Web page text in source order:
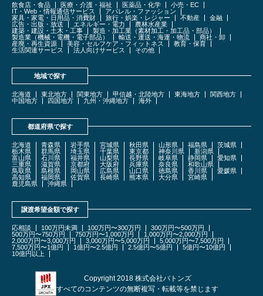
飲食店・食品 医療・介護・福祉 医薬品・化学
小売・EC
IT・Web・情報通信サービス
アパレル・ファッション
家具・家電・日用品・消費財
旅行・娯楽・レジャー 不動産
金融
広告・出版・放送
エネルギー・電力
農林水産業
建築・建設・土木・工事
製造・加工業（素材加工・加工品・部品）
製造業（機械・電機・電子部品）
輸送・運送・海運・物流
商社・卸
産廃・再生資源
美容・セルフケア・フィットネス
教育・保育
生活関連サービス
法人向けサービス その他
地域で探す
北海道 東北地方 関東地方 甲信越・北陸地方 東海地方
関西地方
中国地方
四国地方 九州・沖縄地方 海外
都道府県で探す
北海道 青森県 岩手県 宮城県 秋田県 山形県 福島県
茨城県
栃木県
群馬県 埼玉県 千葉県 東京都 神奈川県
新潟県
富山県
石川県 福井県 山梨県 長野県 岐阜県 静岡県
愛知県
三重県
滋賀県 京都府 大阪府 兵庫県 奈良県
和歌山県
鳥取県
島根県 岡山県 広島県 山口県 徳島県 香川県
愛媛県
高知県
福岡県 佐賀県 長崎県 熊本県 大分県
宮崎県
鹿児島県
沖縄県
譲渡希望金額で探す
応相談 100万円未満 100万円〜300万円
300万円〜500万円
500万円〜750万円
750万円〜1,000万円
1,000万円〜2,000万円
2,000万円〜3,000万円
3,000万円〜5,000万円
5,000万円〜7,500万円
7,500万円〜1億円
1億円〜2.5億円 2.5億円〜5億円
5億円〜10億円
10億円以上
Copyright 2018 株式会社バトンズ
すべてのコンテンツの無断複写・転載等を禁じます